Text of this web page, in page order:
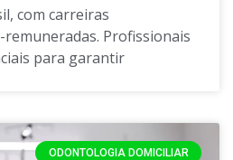
com carreiras
Profissionais
para garantir
ODONTOLOGIA DOMICILIAR